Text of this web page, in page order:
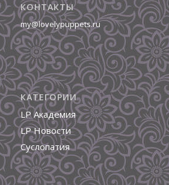
КОНТАКТЫ
my@lovelypuppets.ru
КАТЕГОРИИ
LP Академия
LP Новости
Суслопатия